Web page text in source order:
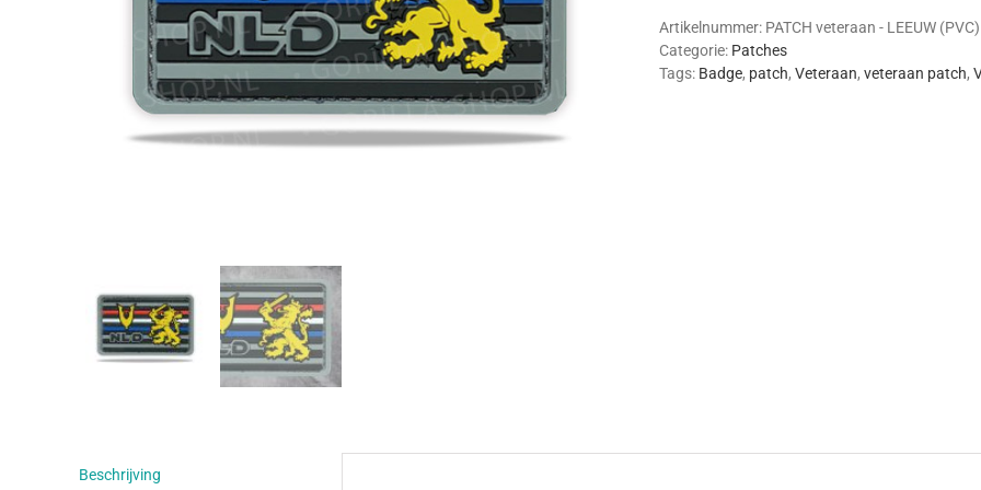
(PVC)
aantal
Artikelnummer: PATCH veteraan - LEEUW (PVC)
Categorie: Patches
Tags: Badge, patch, Veteraan, veteraan patch,
Beschrijving